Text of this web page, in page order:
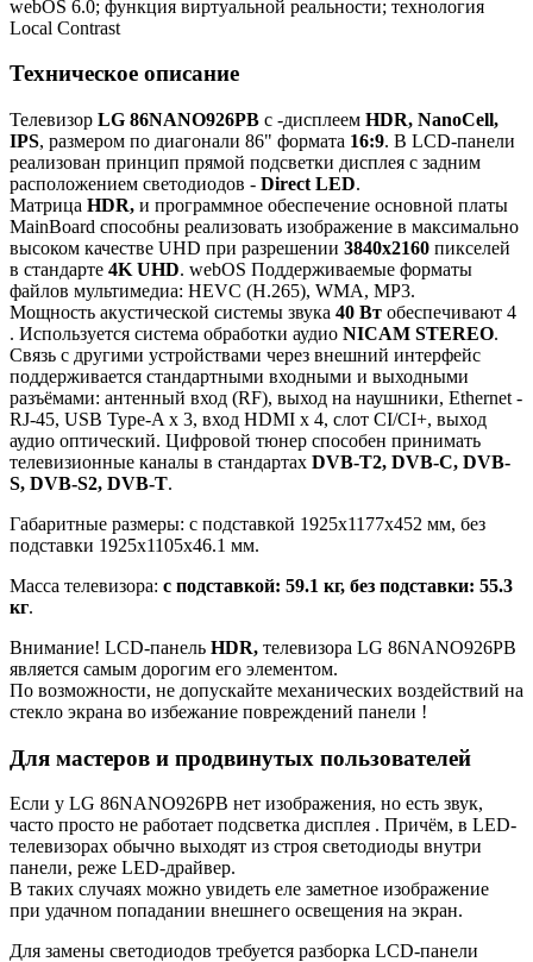
webOS 6.0; функция виртуальной реальности; технология
Local Contrast
Техническое описание
Телевизор LG 86NANO926PB с -дисплеем HDR, NanoCell,
IPS, размером по диагонали 86" формата 16:9. В LCD-панели
реализован принцип прямой подсветки дисплея с задним
расположением светодиодов - Direct LED.
Матрица HDR, и программное обеспечение основной платы
MainBoard способны реализовать изображение в максимально
высоком качестве UHD при разрешении 3840x2160 пикселей
в стандарте 4K UHD. webOS Поддерживаемые форматы
файлов мультимедиа: HEVC (H.265), WMA, MP3.
Мощность акустической системы звука 40 Вт обеспечивают 4
. Используется система обработки аудио NICAM STEREO.
Связь с другими устройствами через внешний интерфейс
поддерживается стандартными входными и выходными
разъёмами: антенный вход (RF), выход на наушники, Ethernet -
RJ-45, USB Type-A x 3, вход HDMI x 4, слот CI/CI+, выход
аудио оптический. Цифровой тюнер способен принимать
телевизионные каналы в стандартах DVB-T2, DVB-C, DVB-
S, DVB-S2, DVB-T.
Габаритные размеры: с подставкой 1925x1177x452 мм, без
подставки 1925x1105x46.1 мм.
Масса телевизора: с подставкой: 59.1 кг, без подставки: 55.3
кг.
Внимание! LCD-панель HDR, телевизора LG 86NANO926PB
является самым дорогим его элементом.
По возможности, не допускайте механических воздействий на
стекло экрана во избежание повреждений панели !
Для мастеров и продвинутых пользователей
Если у LG 86NANO926PB нет изображения, но есть звук,
часто просто не работает подсветка дисплея . Причём, в LED-
телевизорах обычно выходят из строя светодиоды внутри
панели, реже LED-драйвер.
В таких случаях можно увидеть еле заметное изображение
при удачном попадании внешнего освещения на экран.
Для замены светодиодов требуется разборка LCD-панели